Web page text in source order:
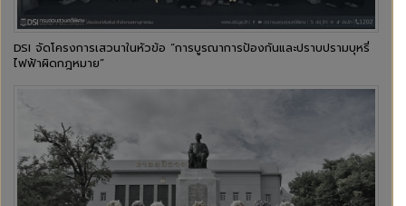
DSI จัดโครงการเสวนาในหัวข้อ “การบูรณาการป้องกันและปราบปรามบุหรี่
ไฟฟ้าผิดกฎหมาย”